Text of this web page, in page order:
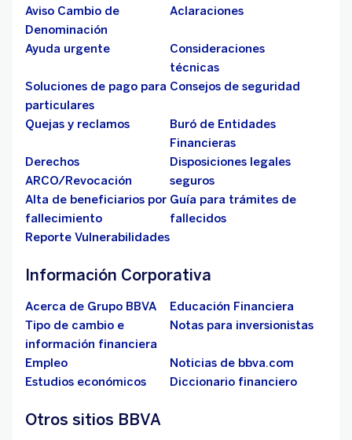
Aviso Cambio de
Denominación
Aclaraciones
Ayuda urgente
Consideraciones
técnicas
Soluciones de pago para
particulares
Consejos de seguridad
Quejas y reclamos
Buró de Entidades
Financieras
Derechos
ARCO/Revocación
Disposiciones legales
seguros
Alta de beneficiarios por
fallecimiento
Guía para trámites de
fallecidos
Reporte Vulnerabilidades
Información Corporativa
Acerca de Grupo BBVA
Educación Financiera
Tipo de cambio e
información financiera
Notas para inversionistas
Empleo
Noticias de bbva.com
Estudios económicos
Diccionario financiero
Otros sitios BBVA